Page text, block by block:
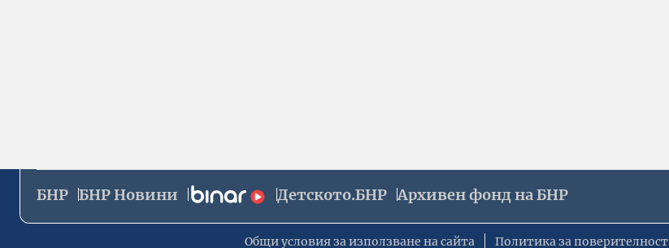
БНР БНР Новини Детското.БНР Архивен фонд на БНР
Общи условия за използване на сайта Политика за поверителност